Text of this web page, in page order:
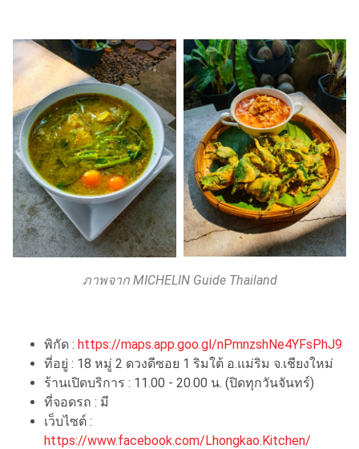
ภาพจาก MICHELIN Guide Thailand
พิกัด : https://maps.app.goo.gl/nPmnzshNe4YFsPhJ9
ที่อยู่ : 18 หมู่ 2 ดวงดีซอย 1 ริมใต้ อ.แม่ริม จ.เชียงใหม่
ร้านเปิดบริการ : 11.00 - 20.00 น. (ปิดทุกวันจันทร์)
ที่จอดรถ : มี
เว็บไซต์ :
https://www.facebook.com/Lhongkao.Kitchen/